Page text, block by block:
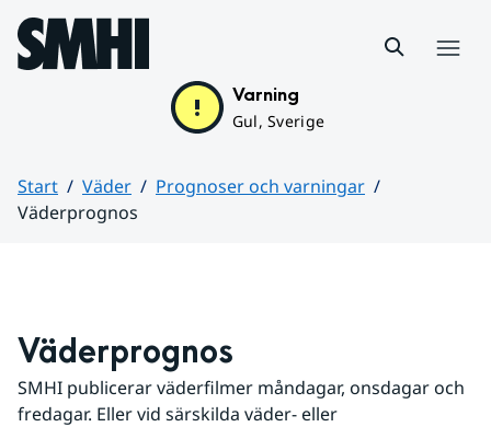
Hoppa till sidans innehåll
Varning
Gul, Sverige
Start Väder
Prognoser och varningar
Väderprognos
Väderprognos
SMHI publicerar väderfilmer måndagar, onsdagar och
fredagar. Eller vid särskilda väder- eller